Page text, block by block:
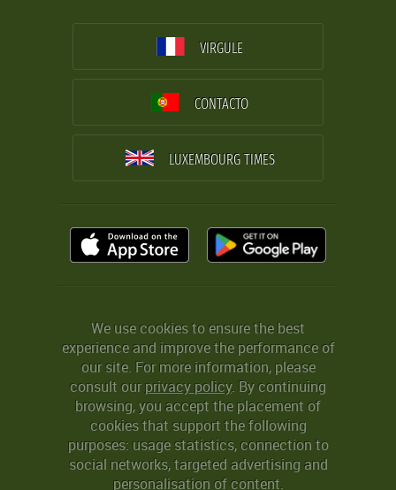
VIRGULE
CONTACTO
LUXEMBOURG TIMES
We use cookies to ensure the best
experience and improve the performance of
our site. For more information, please
consult ourprivacy policy. By continuing
browsing, you accept the placement of
cookies that support the following
purposes: usage statistics, connection to
social networks, targeted advertising and
personalisation of content.